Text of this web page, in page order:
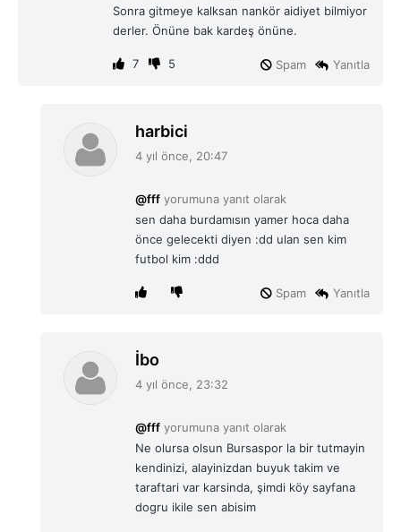
Sonra gitmeye kalksan nankör aidiyet bilmiyor
derler. Önüne bak kardeş önüne.
7 5 Yanıtla
Spam
harbici
4 yıl önce, 20:47
@fff yorumuna yanıt olarak
sen daha burdamısın yamer hoca daha
önce gelecekti diyen :dd ulan sen kim
futbol kim :ddd
Yanıtla
Spam
İbo
e
k
:
4 yıl önce, 23:32
@fff yorumuna yanıt olarak
Ne olursa olsun Bursaspor la bir tutmayin
kendinizi, alayinizdan buyuk takim ve
taraftari var karsinda, şimdi köy sayfana
dogru ikile sen abisim